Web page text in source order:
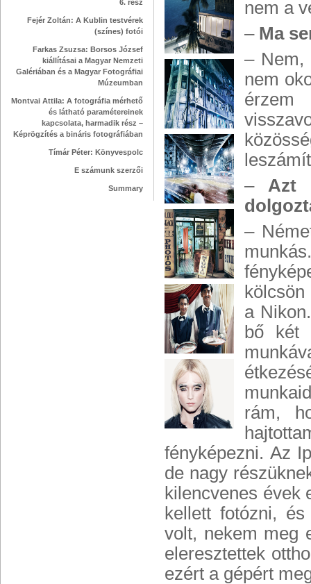
6. rész
Fejér Zoltán: A Kublin testvérek
(színes) fotói
Farkas Zsuzsa: Borsos József
kiállításai a Magyar Nemzeti
Galériában és a Magyar Fotográfiai
Múzeumban
Montvai Attila: A fotográfia mérhető
és látható paramétereinek
kapcsolata, harmadik rész –
Képrögzítés a bináris fotográfiában
Tímár Péter: Könyvespolc
E számunk szerzői
Summary
nem a
– Ma
– Nem,
nem
érzem
– Azt
–
a
bő két
rám,
fényképezni. Az
de nagy
kilencvenes évek
kellett fotózni,
volt, nekem meg
eleresztettek
ezért a gépért